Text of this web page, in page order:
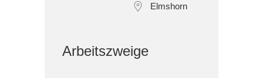
Elmshorn
Arbeitszweige